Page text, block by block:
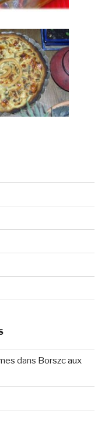
dans Borszc aux